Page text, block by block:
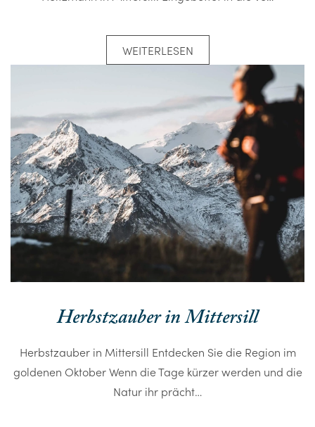
WEITERLESEN
Herbstzauber in Mittersill
Herbstzauber in Mittersill Entdecken Sie die Region im
goldenen Oktober Wenn die Tage kürzer werden und die
Natur ihr prächt…